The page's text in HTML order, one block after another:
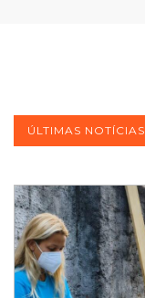
ÚLTIMAS NOTÍCIAS